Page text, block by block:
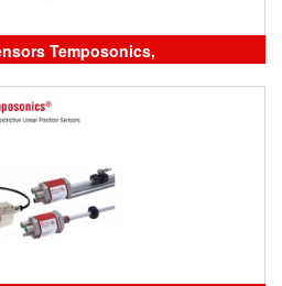
Temposonics,
cảm biến temposonics
vietnam